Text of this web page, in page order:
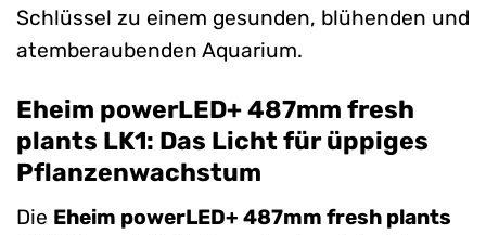
Schlüssel zu einem gesunden, blühenden und
atemberaubenden Aquarium.
Eheim powerLED+ 487mm fresh
plants LK1: Das Licht für üppiges
Pflanzenwachstum
Die Eheim powerLED+ 487mm fresh plants